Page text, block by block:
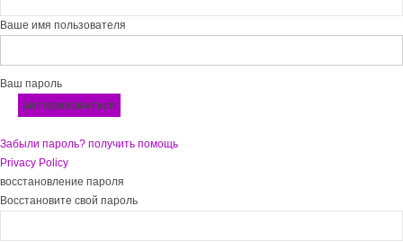
Ваше имя пользователя
Ваш пароль
Забыли пароль? получить помощь
Privacy Policy
восстановление пароля
Восстановите свой пароль